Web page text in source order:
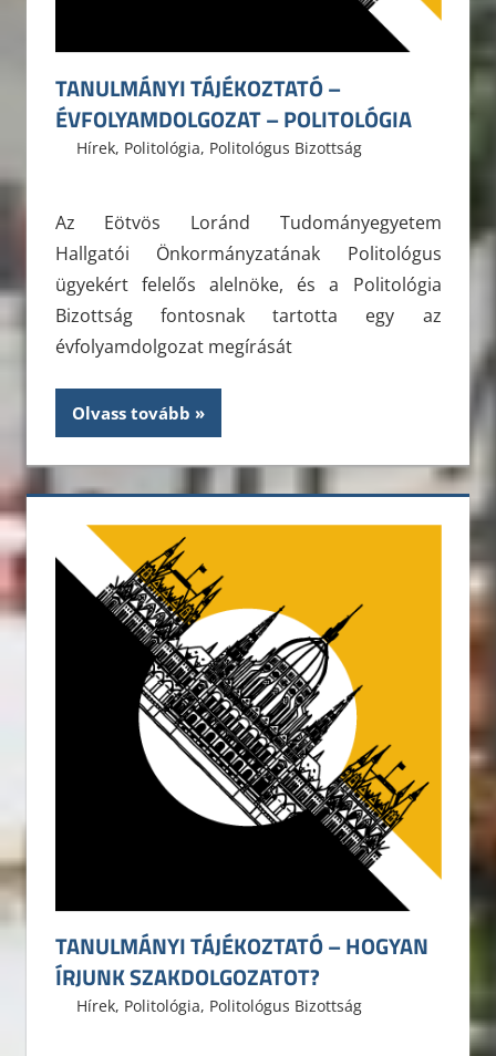
TANULMÁNYI TÁJÉKOZTATÓ –
ÉVFOLYAMDOLGOZAT – POLITOLÓGIA
2015. február 10.
ELTE ÁJK HÖK
Hírek, Politológia, Politológus Bizottság
Az Eötvös Loránd Tudományegyetem
Hallgatói Önkormányzatának Politológus
ügyekért felelős alelnöke, és a Politológia
Bizottság fontosnak tartotta egy az
évfolyamdolgozat megírását
Olvass tovább
TANULMÁNYI TÁJÉKOZTATÓ – HOGYAN
ÍRJUNK SZAKDOLGOZATOT?
2015. február 10.
ELTE ÁJK HÖK
Hírek, Politológia, Politológus Bizottság